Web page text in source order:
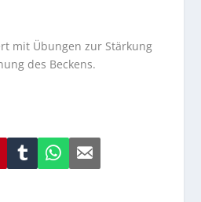
mit Übungen zur Stärkung
des Beckens.